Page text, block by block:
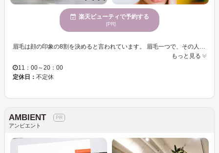
楽天ビューティで予約する
[PR]
もっと見る
11：00～20：00
定休日： 不定休
AMBIENT
アンビエント